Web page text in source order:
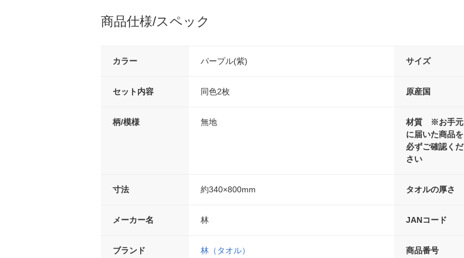
商品仕様/スペック
カラー パープル(紫) サイズ
セット内容 同色2枚 原産国
柄/模様 無地
材質 ※お手元
に届いた商品を
必ずご確認くだ
さい
寸法 約340×800mm タオルの厚さ
メーカー名 林 JANコード
ブランド 林（タオル） 商品番号